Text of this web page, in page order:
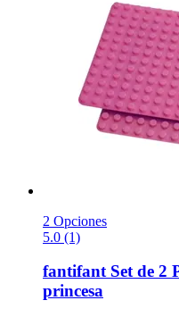
2 Opciones
5.0 (1)
fantifantSet de 2
princesa